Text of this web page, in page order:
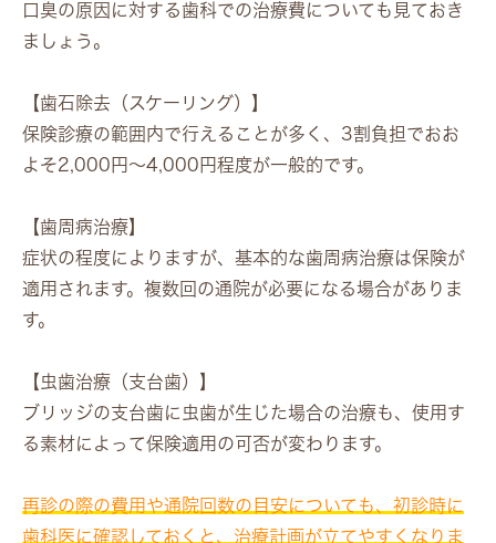
口臭の原因に対する歯科での治療費についても見ておき
ましょう。
【歯石除去（スケーリング）】
保険診療の範囲内で行えることが多く、3割負担でおお
よそ2,000円〜4,000円程度が一般的です。
【歯周病治療】
症状の程度によりますが、基本的な歯周病治療は保険が
適用されます。複数回の通院が必要になる場合がありま
す。
【虫歯治療（支台歯）】
ブリッジの支台歯に虫歯が生じた場合の治療も、使用す
る素材によって保険適用の可否が変わります。
再診の際の費用や通院回数の目安についても、初診時に
歯科医に確認しておくと、治療計画が立てやすくなりま